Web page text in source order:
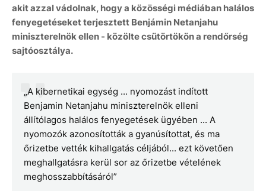
akit azzal vádolnak, hogy a közösségi médiában halálos
fenyegetéseket terjesztett Benjámin Netanjahu
miniszterelnök ellen - közölte csütörtökön a rendőrség
sajtóosztálya.
„A kibernetikai egység ... nyomozást indított
Benjamin Netanjahu miniszterelnök elleni
állítólagos halálos fenyegetések ügyében ... A
nyomozók azonosították a gyanúsítottat, és ma
őrizetbe vették kihallgatás céljából... ezt követően
meghallgatásra kerül sor az őrizetbe vételének
meghosszabbításáról”